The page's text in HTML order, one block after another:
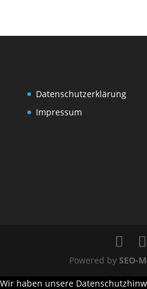
Datenschutzerklärung
Impressum
Powered bySEO-
Wir haben unsere